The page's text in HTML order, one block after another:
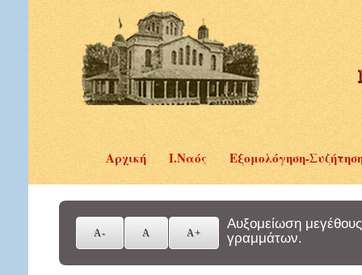
Αρχική Ι.Ναός Εξομολόγηση-
Αυξομείωση μεγέθους
γραμμάτων.